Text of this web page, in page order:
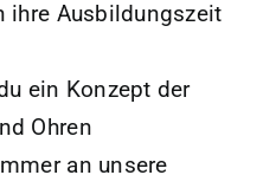
ihre Ausbildungszeit
ein Konzept der
Ohren
an unsere